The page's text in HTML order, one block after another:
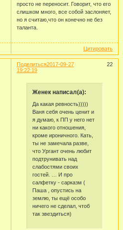
просто не переносит. Говорит, что его
слишком много, все собой заслоняет,
но я считаю,что он конечно не без
таланта.
Цитировать
Поделиться 22
2017-09-27
19:22:19
Женек написал(а):
Да какая ревность)))))
Ваня себя очень ценит и
я думаю, к ПП у него нет
ни какого отношения,
кроме ироничного. Кать,
ты не замечала разве,
что Ургант очень любит
подтрунивать над
слабостями своих
гостей. … И про
салфетку - сарказм (
Паша , опустись на
землю, ты ещё особо
ничего не сделал, чтоб
так звездиться)